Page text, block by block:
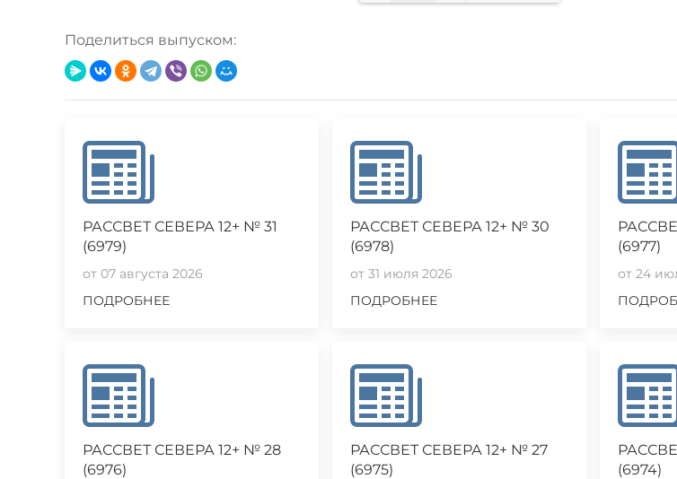
Поделиться выпуском:
РАССВЕТ СЕВЕРА 12+ № 31
(6979)
от 07 августа 2026
ПОДРОБНЕЕ
РАССВЕТ СЕВЕРА 12+ № 30
(6978)
от 31 июля 2026
ПОДРОБНЕЕ
(6977)
от 24
РАССВЕТ СЕВЕРА 12+ № 28
(6976)
РАССВЕТ СЕВЕРА 12+ № 27
(6975)
(6974)